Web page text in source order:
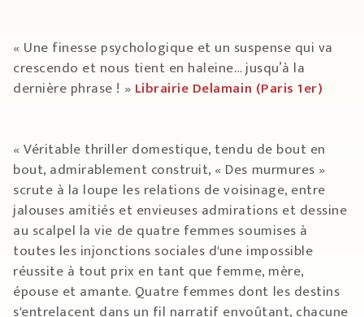
« Une finesse psychologique et un suspense qui va
crescendo et nous tient en haleine… jusqu’à la
dernière phrase ! » Librairie Delamain (Paris 1er)
« Véritable thriller domestique, tendu de bout en
bout, admirablement construit, « Des murmures »
scrute à la loupe les relations de voisinage, entre
jalouses amitiés et envieuses admirations et dessine
au scalpel la vie de quatre femmes soumises à
toutes les injonctions sociales d'une impossible
réussite à tout prix en tant que femme, mère,
épouse et amante. Quatre femmes dont les destins
s'entrelacent dans un fil narratif envoûtant, chacune